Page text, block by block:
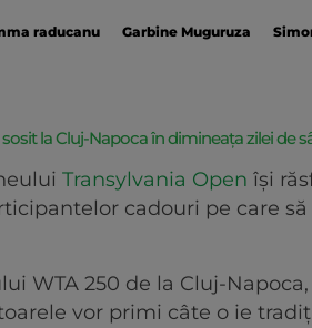
raducanu Garbine Muguruza
la Cluj-Napoca în dimineața zilei de
Transylvania Open își
cadouri pe care
WTA 250 de la Cluj-Napoca,
vor primi câte o ie